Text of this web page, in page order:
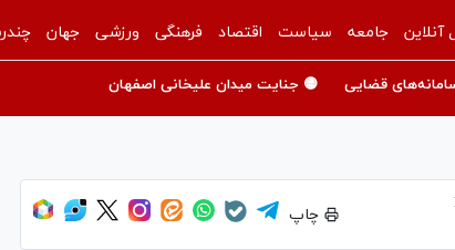
آنلاین جامعه سیاست اقتصاد فرهنگی ورزشی جهان
قضایی 🟡 جنایت میدان علیخانی اصفهان
چاپ